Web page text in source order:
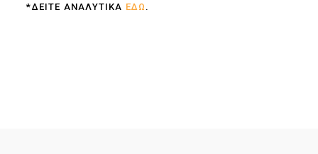
*ΔΕΙΤΕ ΑΝΑΛΥΤΙΚΑ ΕΔΩ .